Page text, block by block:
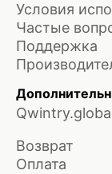
Условия
Частые
Поддержка
Возврат
Оплата